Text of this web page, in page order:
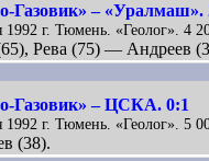
Газовик» – «Уралмаш».
1992 г. Тюмень. «Геолог». 4
Рева (75) — Андреев
Газовик» – ЦСКА. 0:1
1992 г. Тюмень. «Геолог». 5
(38).